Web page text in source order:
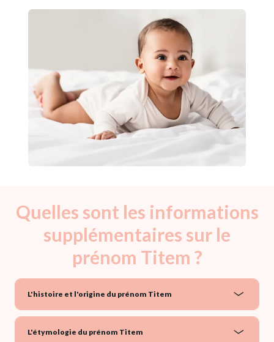
Quelles sont les informations
supplémentaires sur le
prénom Titem ?
L'histoire et l'origine du prénom Titem
L'étymologie du prénom Titem